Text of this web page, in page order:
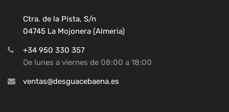
Ctra. de la Pista, S/n
04745 La Mojonera (Almeria)
+34 950 330 357
De lunes a viernes de 08:00 a 18:00
ventas@desguacebaena.es